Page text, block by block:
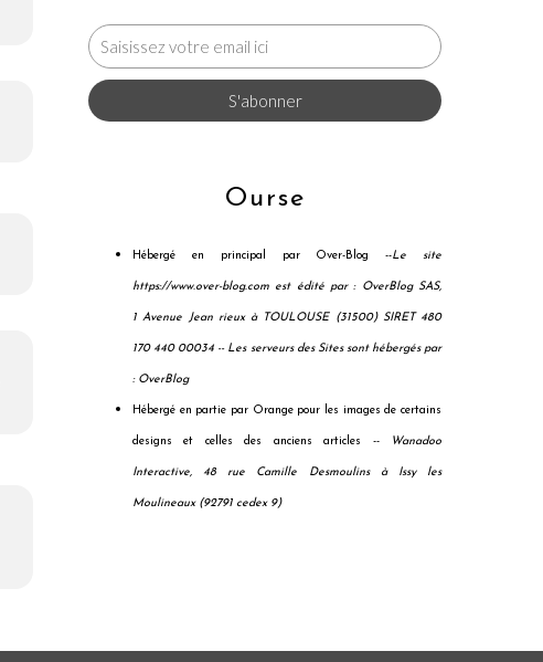
Ourse
Hébergé en principal par Over-Blog --Le site
https://www.over-blog.com est édité par : OverBlog SAS,
1 Avenue Jean rieux à TOULOUSE (31500) SIRET 480
170 440 00034 -- Les serveurs des Sites sont hébergés par
: OverBlog
Hébergé en partie par Orange pour les images de certains
designs et celles des anciens articles -- Wanadoo
Interactive, 48 rue Camille Desmoulins à Issy les
Moulineaux (92791 cedex 9)